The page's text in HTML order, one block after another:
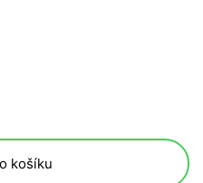
košíku